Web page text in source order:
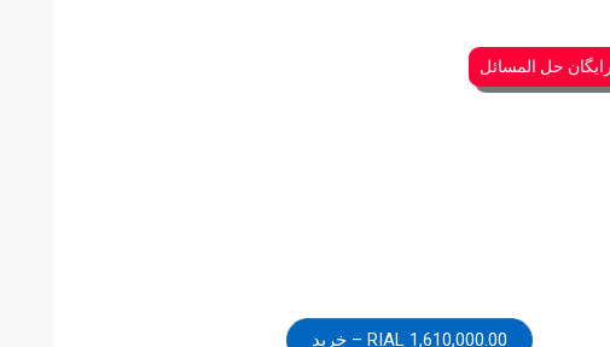
رایگان حل المسائل
1,610,000.00 RIAL – خرید